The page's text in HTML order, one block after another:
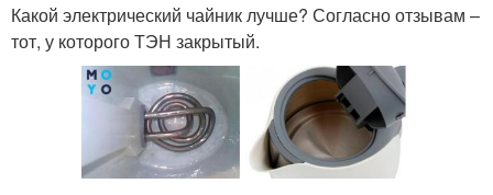
Какой электрический чайник лучше? Согласно отзывам –
тот, у которого ТЭН закрытый.